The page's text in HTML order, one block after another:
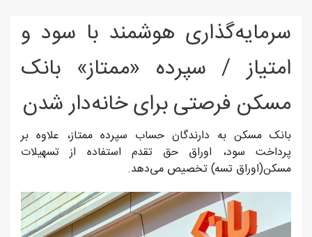
سرمایه‌گذاری هوشمند با سود و
امتیاز / سپرده «ممتاز» بانک
مسکن فرصتی برای خانه‌دار شدن
بانک مسکن به دارندگان حساب سپرده ممتاز، علاوه بر
پرداخت سود، اوراق حق تقدم استفاده از تسهیلات
مسکن(اوراق تسه) تخصیص می‌دهد.